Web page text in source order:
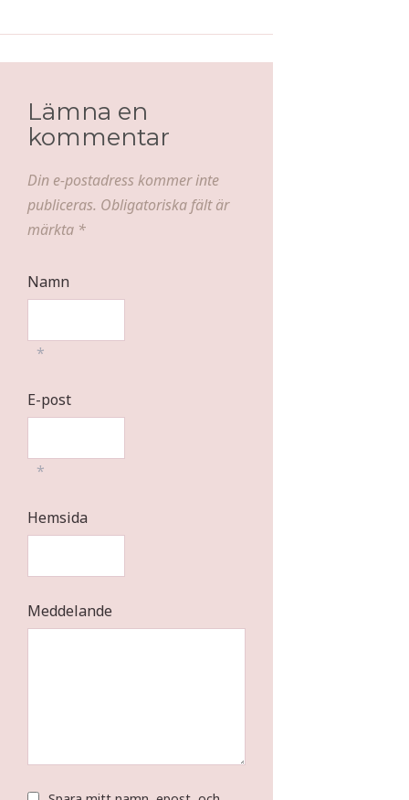
Lämna en
kommentar
Din e-postadress kommer inte
publiceras. Obligatoriska fält är
märkta *
Namn
*
E-post
*
Hemsida
Meddelande